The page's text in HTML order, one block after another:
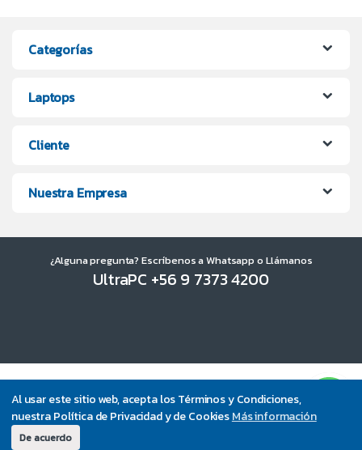
Al usar este sitio web, acepta los Términos y Condiciones,
nuestra Política de Privacidad y de CookiesMás información
De acuerdo
Categorías
Laptops
Cliente
Nuestra Empresa
¿Alguna pregunta? Escríbenos a Whatsapp o Llámanos
UltraPC +56 9 7373 4200